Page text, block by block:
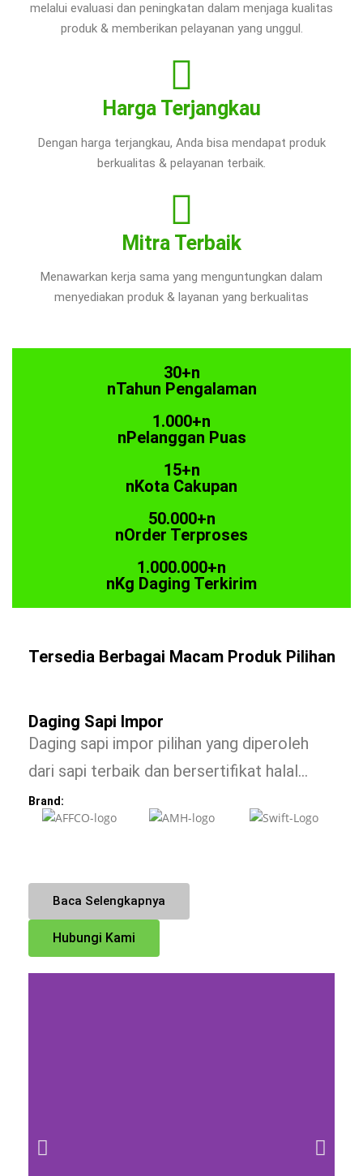
melalui evaluasi dan peningkatan dalam menjaga kualitas
produk & memberikan pelayanan yang unggul.
Harga Terjangkau
Dengan harga terjangkau, Anda bisa mendapat produk
berkualitas & pelayanan terbaik.
Mitra Terbaik
Menawarkan kerja sama yang menguntungkan dalam
menyediakan produk & layanan yang berkualitas
30+n
nTahun Pengalaman
1.000+n
nPelanggan Puas
15+n
nKota Cakupan
50.000+n
nOrder Terproses
1.000.000+n
nKg Daging Terkirim
Tersedia Berbagai Macam Produk Pilihan
Daging Sapi Impor
Daging sapi impor pilihan yang diperoleh
dari sapi terbaik dan bersertifikat halal…
Brand:
Baca Selengkapnya
Hubungi Kami